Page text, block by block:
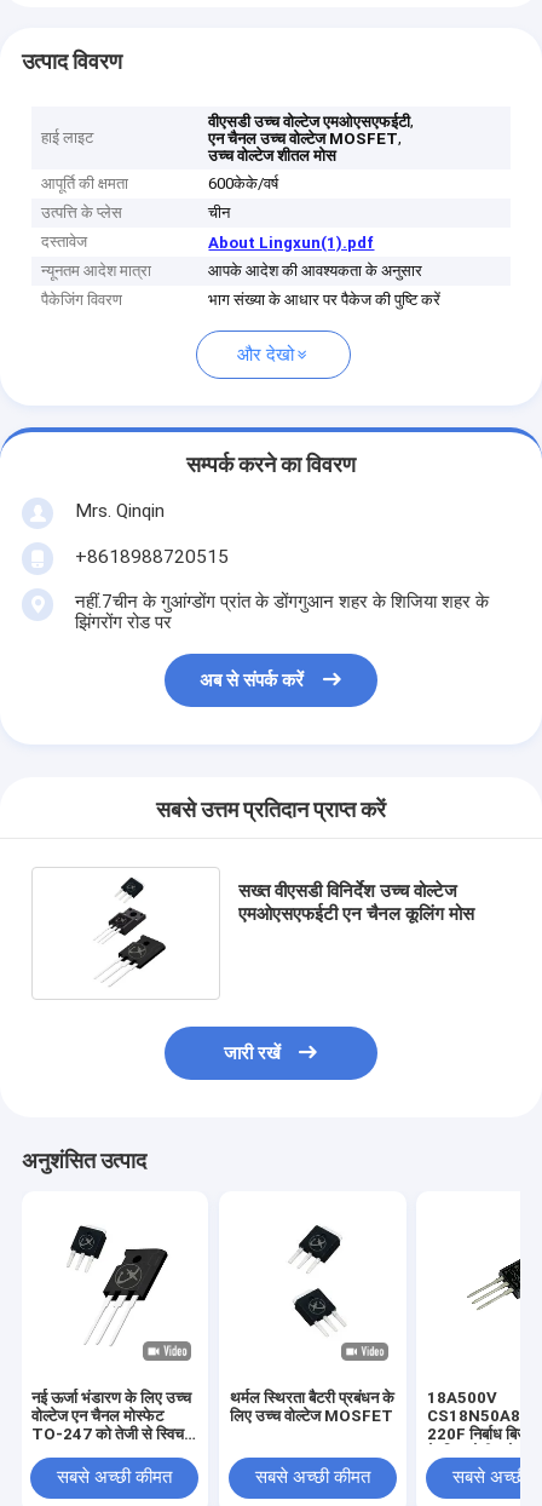
उत्पाद विवरण
हाई लाइट
वीएसडी उच्च वोल्टेज एमओएसएफईटी,
एन चैनल उच्च वोल्टेज MOSFET,
उच्च वोल्टेज शीतल मोस
आपूर्ति की क्षमता
600केके/वर्ष
उत्पत्ति के प्लेस
चीन
दस्तावेज
About Lingxun(1).pdf
न्यूनतम आदेश मात्रा
आपके आदेश की आवश्यकता के अनुसार
पैकेजिंग विवरण
भाग संख्या के आधार पर पैकेज की पुष्टि करें
और देखो
सम्पर्क करने का विवरण
Mrs. Qinqin
+8618988720515
नहीं.7चीन के गुआंग्डोंग प्रांत के डोंगगुआन शहर के शिजिया शहर के
झिंगरोंग रोड पर
अब से संपर्क करें
सबसे उत्तम प्रतिदान प्राप्त करें
सख्त वीएसडी विनिर्देश उच्च वोल्टेज
एमओएसएफईटी एन चैनल कूलिंग मोस
जारी रखें
अनुशंसित उत्पाद
नई ऊर्जा भंडारण के लिए उच्च
वोल्टेज एन चैनल मोस्फेट
TO-247 को तेजी से स्विच
सबसे अच्छी कीमत
थर्मल स्थिरता बैटरी प्रबंधन के
लिए उच्च वोल्टेज MOSFET
सबसे अच्छी कीमत
18A500V
CS18N50A8
220F निर्बाध
वोल्टेज मोस्फेट
सबसे अच्छी